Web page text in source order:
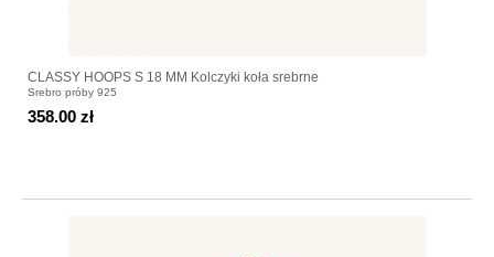
CLASSY HOOPS S 18 MM Kolczyki koła srebrne
Srebro próby 925
358.00 zł